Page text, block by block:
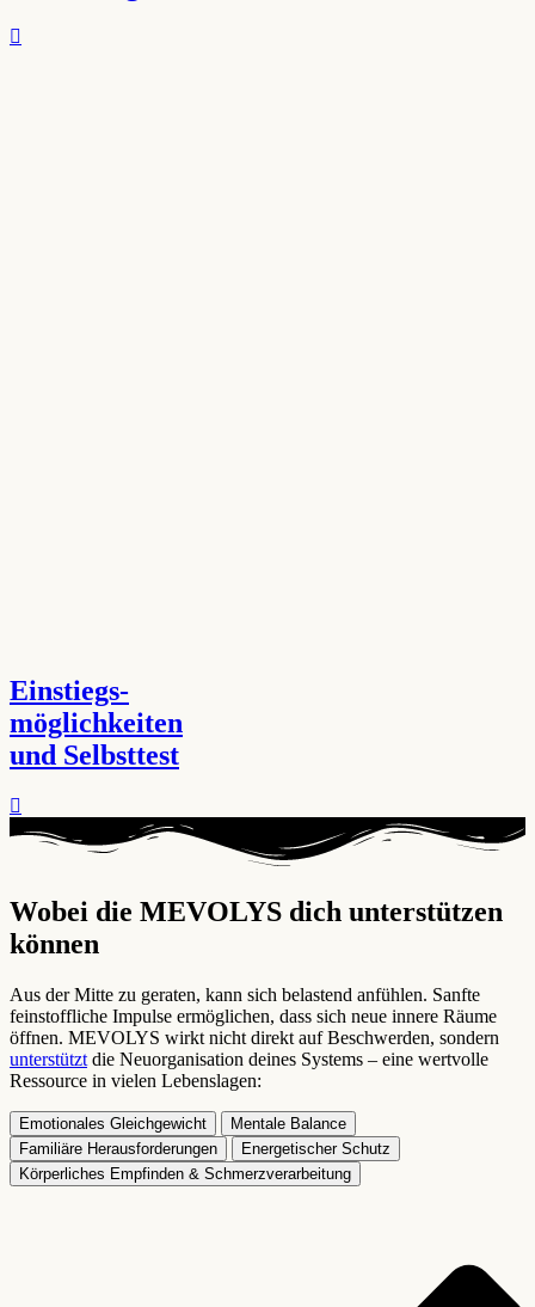
Einstiegs-
möglichkeiten
und Selbsttest
Wobei die MEVOLYS dich unterstützen
können ​
Aus der Mitte zu geraten, kann sich belastend anfühlen. Sanfte
feinstoffliche Impulse ermöglichen, dass sich neue innere Räume
öffnen. MEVOLYS wirkt nicht direkt auf Beschwerden, sondern
unterstützt die Neuorganisation deines Systems – eine wertvolle
Ressource in vielen Lebenslagen:
Emotionales Gleichgewicht
Mentale Balance
Familiäre Herausforderungen
Energetischer Schutz
Körperliches Empfinden & Schmerzverarbeitung